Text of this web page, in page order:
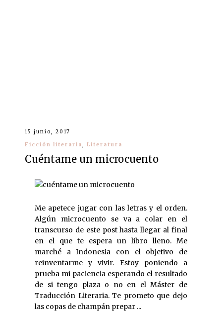
15 junio, 2017
Ficción literaria, Literatura
Cuéntame un microcuento
Me apetece jugar con las letras y el orden.
Algún microcuento se va a colar en el
transcurso de este post hasta llegar al final
en el que te espera un libro lleno. Me
marché a Indonesia con el objetivo de
reinventarme y vivir. Estoy poniendo a
prueba mi paciencia esperando el resultado
de si tengo plaza o no en el Máster de
Traducción Literaria. Te prometo que dejo
las copas de champán prepar ...